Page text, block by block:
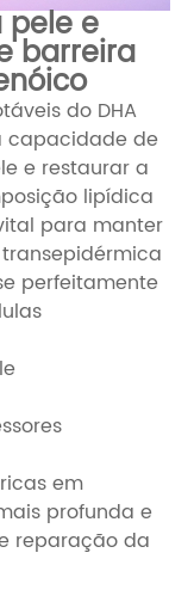
e
barreira
​​do DHA
capacidade de
e restaurar a
lipídica
para manter
perfeitamente
em
profunda e
reparação da